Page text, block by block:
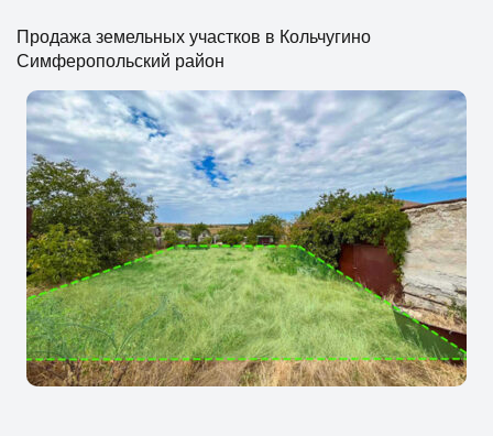
Продажа земельных участков в Кольчугино
Симферопольский район